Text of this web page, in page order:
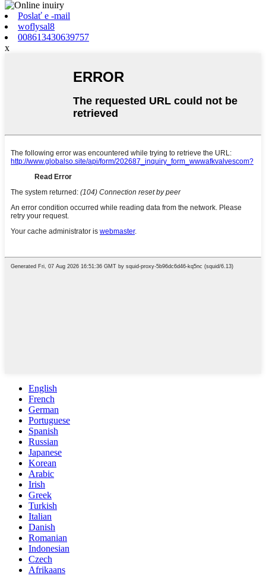
Poslať e -mail
woflysal8
008613430639757
x
English
French
German
Portuguese
Spanish
Russian
Japanese
Korean
Arabic
Irish
Greek
Turkish
Italian
Danish
Romanian
Indonesian
Czech
Afrikaans